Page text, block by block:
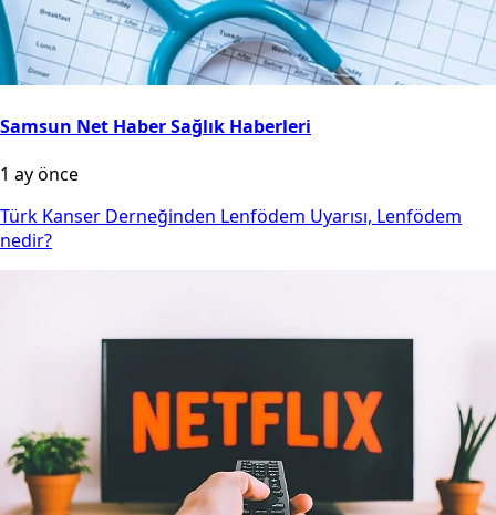
Samsun Net Haber Sağlık Haberleri
1 ay önce
Türk Kanser Derneğinden Lenfödem Uyarısı, Lenfödem
nedir?